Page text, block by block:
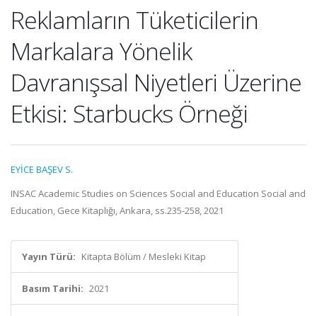
Reklamların Tüketicilerin
Markalara Yönelik
Davranışsal Niyetleri Üzerine
Etkisi: Starbucks Örneği
EYİCE BAŞEV S.
INSAC Academic Studies on Sciences Social and Education Social and
Education, Gece Kitaplığı, Ankara, ss.235-258, 2021
Yayın Türü: Kitapta Bölüm / Mesleki Kitap
Basım Tarihi: 2021